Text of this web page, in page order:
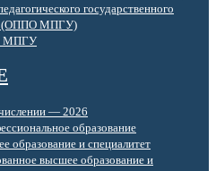
государственного
(ОППО МПГУ)
МПГУ
— 2026
образование
образование и специалитет
высшее образование и